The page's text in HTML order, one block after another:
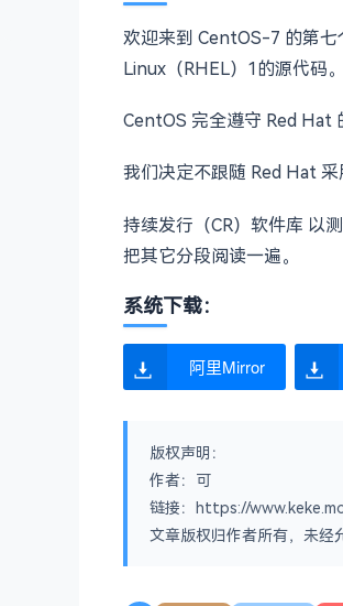
欢迎来到 CentOS-7 的第
Linux（RHEL）1的源代码
CentOS 完全遵守 Red Hat
我们决定不跟随 Red Hat
持续发行（CR）软件库 以
把其它分段阅读一遍。
系统下载：
阿里Mirror
版权声明：
作者：可
链接：https://
文章版权归作者所有，未经